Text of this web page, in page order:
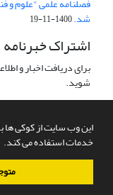
این وب سایت از کوکی ها
خدمات استفاده می کند.
شد.1400-11-19
اشتراک خبرنامه
برای دریافت اخبار و
شوید.
سامانه مدیریت